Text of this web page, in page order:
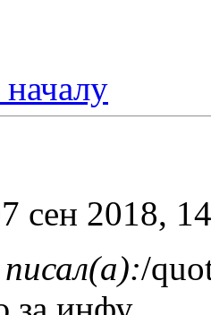
сен 2018,
/